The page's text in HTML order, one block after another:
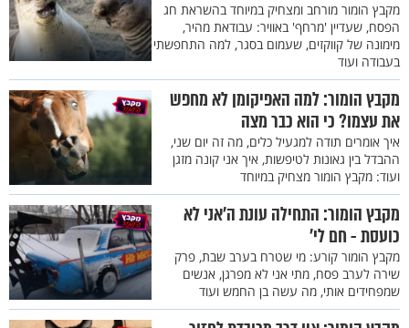
מקבץ הומור מורחב ומצחיק במיוחד בהשראת חג
הפסח, שעדיין 'מרחף' באוויר: עבודאת מהיר,
מימונה של קווקזים, שעמום בסגר, למה התחפשתי
בעבודה ועוד
מקבץ הומור: למה האפיקומן לא מחפש
את עצמו? כי הוא כבר מצה
איך אומרים תודה למגעיל כלים, מה זה יום שני,
ההבדל בין גאונות לטיפשות, איך אני קונה מזגן
ועוד: מקבץ הומור מצחיק במיוחד
מקבץ הומור: התחילה עונת ה’אני לא
כועסת - חם לי’
מקבץ הומור קורע: מי שטרח בערב שבת, פרק
שירה לערב פסח, מתי אני לא מפרגן, אנשים
שמפחידים אותי, מה עשה בן החמש ועוד